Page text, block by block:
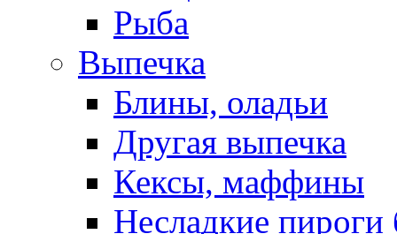
Рыба
Выпечка
Блины, оладьи
Другая выпечка
Кексы, маффины
Несладкие пироги